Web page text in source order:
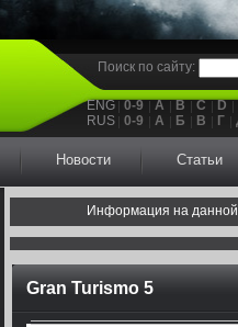
Поиск по сайту:
ENG 0-9 A B C
D
RUS 0-9 А Б В Г
Новости Статьи
Информация на
Gran Turismo 5